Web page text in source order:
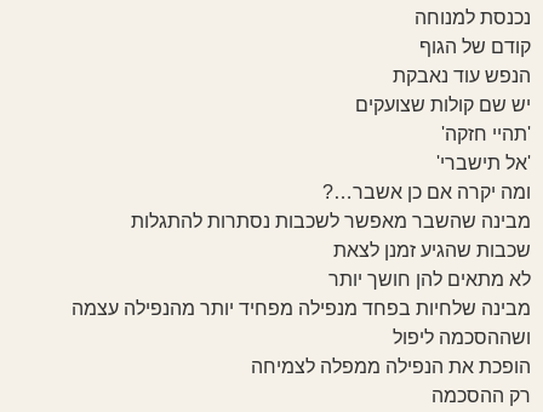
נכנסת למנוחה
קודם של הגוף
הנפש עוד נאבקת
יש שם קולות שצועקים
'תהיי חזקה'
'אל תישברי'
ומה יקרה אם כן אשבר…?
מבינה שהשבר מאפשר לשכבות נסתרות להתגלות
שכבות שהגיע זמנן לצאת
לא מתאים להן חושך יותר
מבינה שלחיות בפחד מנפילה מפחיד יותר מהנפילה עצמה
ושההסכמה ליפול
הופכת את הנפילה ממפלה לצמיחה
רק ההסכמה